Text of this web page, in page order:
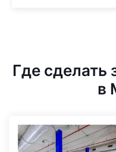
Где сделать
в